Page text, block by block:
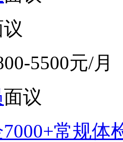
5500元/月
面议
常规体